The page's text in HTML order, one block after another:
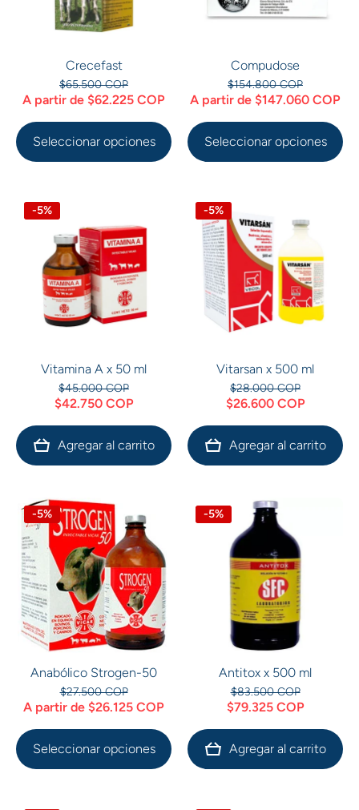
Crecefast
$65.500 COP
A partir de $62.225 COP
Seleccionar opciones
Compudose
$154.800 COP
A partir de $147.060 COP
Seleccionar opciones
-5%
Vitamina A x 50 ml
$45.000 COP
$42.750 COP
Agregar al carrito
-5%
Vitarsan x 500 ml
$28.000 COP
$26.600 COP
Agregar al carrito
-5%
Anabólico Strogen-50
$27.500 COP
A partir de $26.125 COP
Seleccionar opciones
-5%
Antitox x 500 ml
$83.500 COP
$79.325 COP
Agregar al carrito